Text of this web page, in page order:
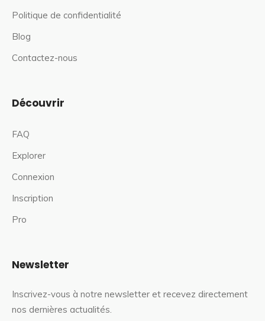
Politique de confidentialité
Blog
Contactez-nous
Découvrir
FAQ
Explorer
Connexion
Inscription
Pro
Newsletter
Inscrivez-vous à notre newsletter et recevez directement
nos dernières actualités.